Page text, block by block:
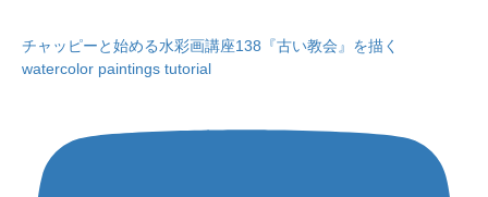
チャッピーと始める水彩画講座138『古い教会』を描く
watercolor paintings tutorial